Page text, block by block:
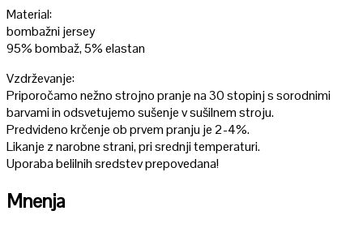
Material:
bombažni jersey
95% bombaž, 5% elastan
Vzdrževanje:
Priporočamo nežno strojno pranje na 30 stopinj s sorodnimi
barvami in odsvetujemo sušenje v sušilnem stroju.
Predvideno krčenje ob prvem pranju je 2-4%.
Likanje z narobne strani, pri srednji temperaturi.
Uporaba belilnih sredstev prepovedana!
Mnenja